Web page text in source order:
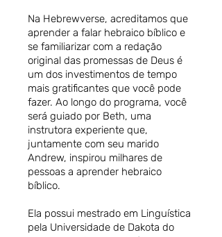
Na Hebrewverse, acreditamos que
aprender a falar hebraico bíblico e
se familiarizar com a redação
original das promessas de Deus é
um dos investimentos de tempo
mais gratificantes que você pode
fazer. Ao longo do programa, você
será guiado por Beth, uma
instrutora experiente que,
juntamente com seu marido
Andrew, inspirou milhares de
pessoas a aprender hebraico
bíblico.
Ela possui mestrado em Linguística
pela Universidade de Dakota do